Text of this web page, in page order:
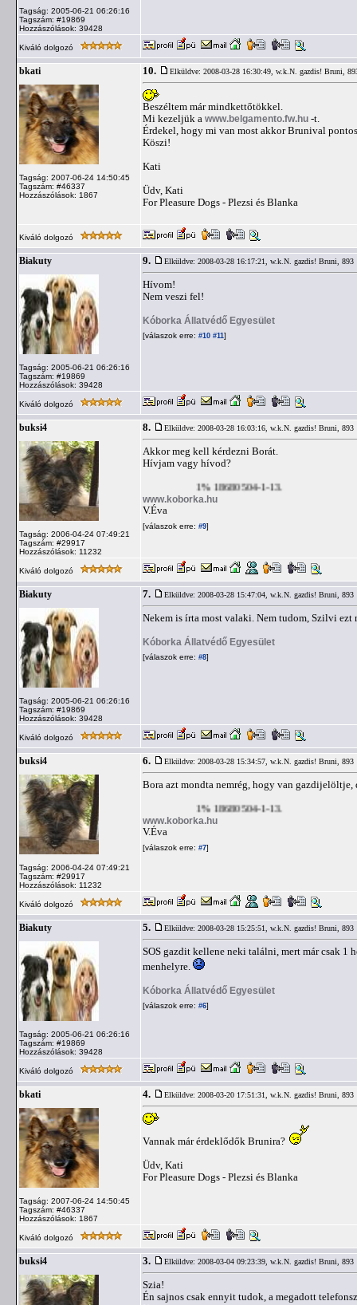
Tagság: 2005-06-21 06:26:16
Tagszám: #19869
Hozzászólások: 39428
Kiváló dolgozó
bkati
Tagság: 2007-06-24 14:50:45
Tagszám: #46337
Hozzászólások: 1867
10. Elküldve: 2008-03-28 16:30:49, w.k.N. gazdis! Bruni,
Beszéltem már mindkettőtökkel.
Mi kezeljük a www.belgamento.fw.hu -t.
Érdekel, hogy mi van most akkor Brunival
Köszi!
Kati
Üdv, Kati
For Pleasure Dogs - Plezsi és Blanka
Kiváló dolgozó
Biakuty
Tagság: 2005-06-21 06:26:16
Tagszám: #19869
Hozzászólások: 39428
9. Elküldve: 2008-03-28 16:17:21, w.k.N. gazdis! Bruni, 893
Hívom!
Nem veszi fel!
Kóborka Állatvédő Egyesület
[válaszok erre: #10 #11]
Kiváló dolgozó
buksi4
Tagság: 2006-04-24 07:49:21
Tagszám: #29917
Hozzászólások: 11232
8. Elküldve: 2008-03-28 16:03:16, w.k.N. gazdis! Bruni, 893
Akkor meg kell kérdezni Borát.
Hívjam vagy hívod?
1% 18680504-1-13.
www.koborka.hu
V.Éva
[válaszok erre: #9]
Kiváló dolgozó
Biakuty
Tagság: 2005-06-21 06:26:16
Tagszám: #19869
Hozzászólások: 39428
7. Elküldve: 2008-03-28 15:47:04, w.k.N. gazdis! Bruni, 893
Nekem is írta most valaki. Nem tudom, Szilvi ezt
Kóborka Állatvédő Egyesület
[válaszok erre: #8]
Kiváló dolgozó
buksi4
Tagság: 2006-04-24 07:49:21
Tagszám: #29917
Hozzászólások: 11232
6. Elküldve: 2008-03-28 15:34:57, w.k.N. gazdis! Bruni, 893
Bora azt mondta nemrég, hogy van
1% 18680504-1-13.
www.koborka.hu
V.Éva
[válaszok erre: #7]
Kiváló dolgozó
Biakuty
Tagság: 2005-06-21 06:26:16
Tagszám: #19869
Hozzászólások: 39428
5. Elküldve: 2008-03-28 15:25:51, w.k.N. gazdis! Bruni, 893
SOS gazdit kellene neki találni, mert már csak 1
menhelyre.
Kóborka Állatvédő Egyesület
[válaszok erre: #6]
Kiváló dolgozó
bkati
Tagság: 2007-06-24 14:50:45
Tagszám: #46337
Hozzászólások: 1867
4. Elküldve: 2008-03-20 17:51:31, w.k.N. gazdis! Bruni, 893
Vannak már érdeklődők Brunira?
Üdv, Kati
For Pleasure Dogs - Plezsi és Blanka
Kiváló dolgozó
buksi4 3. Elküldve: 2008-03-04 09:23:39, w.k.N. gazdis! Bruni, 893
Szia!
Én sajnos csak ennyit tudok, a megadott